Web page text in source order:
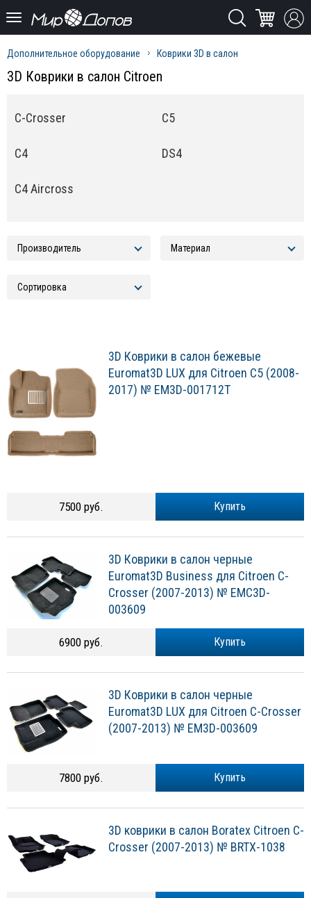
Дополнительное оборудование Коврики 3D в салон
3D Коврики в салон Citroen
C-Crosser
C4
C4 Aircross
C5
DS4
3D Коврики в салон бежевые
Euromat3D LUX для Citroen C5 (2008-
2017) № EM3D-001712T
Купить
7500 руб.
3D Коврики в салон черные
Euromat3D Business для Citroen C-
Crosser (2007-2013) № EMC3D-
003609
Купить
6900 руб.
3D Коврики в салон черные
Euromat3D LUX для Citroen C-Crosser
(2007-2013) № EM3D-003609
Купить
7800 руб.
3D коврики в салон Boratex Citroen C-
Crosser (2007-2013) № BRTX-1038